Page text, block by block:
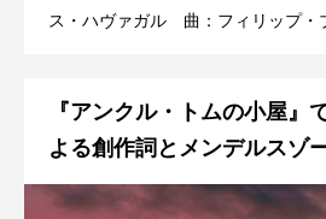
ス・ハヴァガル 曲：フィリップ・
始め、7歳にして詩を書き、ピアノ
『アンクル・トムの小屋』
よる創作詞とメンデルスゾ
れている「朝風しずかに吹